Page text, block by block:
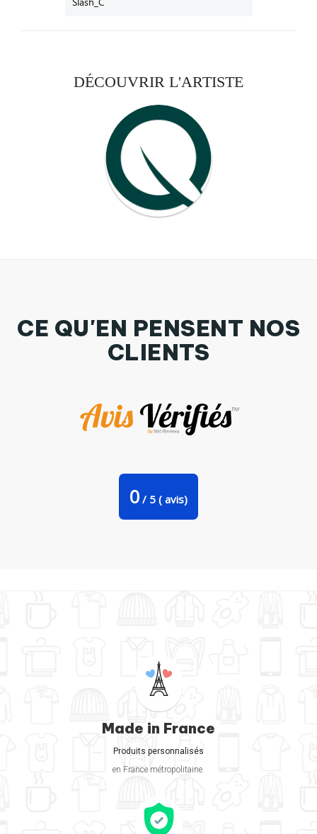
DÉCOUVRIR L'ARTISTE
CE QU'EN PENSENT NOS
CLIENTS
0 / 5 ( avis)
Made in France
Produits personnalisés
en France métropolitaine.